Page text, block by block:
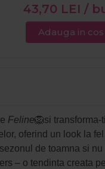
43,70 LEI /
Adauga in cos
Feline🦁si transforma-
oferind un look la
de toamna si nu
– o tendinta creata